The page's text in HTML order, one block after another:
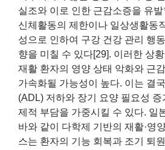
실조와 이로 인한 근감소증을 유
신체활동의 제한이나 일상생활동
성으로 인하여 구강 건강 관리 행
향을 미칠 수 있다[29]. 이러한 상
재활 환자의 영양 상태 악화와 근
가속화될 가능성이 높다. 이는 결
(ADL) 저하와 장기 요양 필요성 증
제적 부담을 가중시킬 수 있다. 일
바와 같이 다학제 기반의 재활·영
스는 환자의 기능 회복과 조기 퇴